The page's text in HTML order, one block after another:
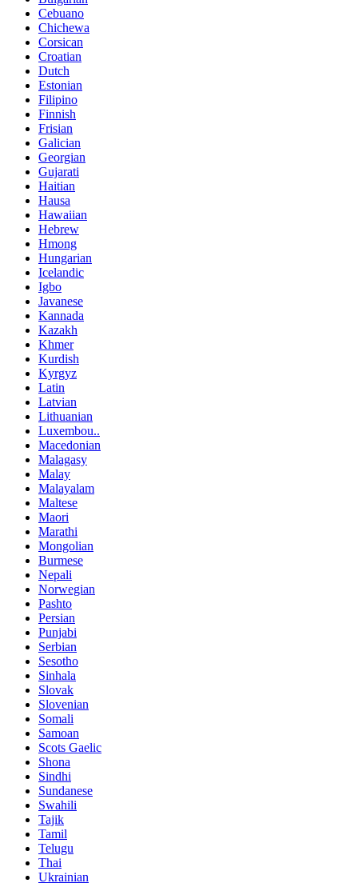
Cebuano
Chichewa
Corsican
Croatian
Dutch
Estonian
Filipino
Finnish
Frisian
Galician
Georgian
Gujarati
Haitian
Hausa
Hawaiian
Hebrew
Hmong
Hungarian
Icelandic
Igbo
Javanese
Kannada
Kazakh
Khmer
Kurdish
Kyrgyz
Latin
Latvian
Lithuanian
Luxembou..
Macedonian
Malagasy
Malay
Malayalam
Maltese
Maori
Marathi
Mongolian
Burmese
Nepali
Norwegian
Pashto
Persian
Punjabi
Serbian
Sesotho
Sinhala
Slovak
Slovenian
Somali
Samoan
Scots Gaelic
Shona
Sindhi
Sundanese
Swahili
Tajik
Tamil
Telugu
Thai
Ukrainian